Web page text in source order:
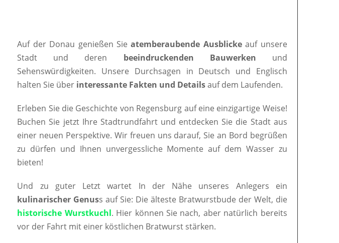
Auf der Donau genießen Sieatemberaubende Ausblickeauf unsere
Stadt und deren beeindruckenden Bauwerken und
Sehenswürdigkeiten. Unsere Durchsagen in Deutsch und Englisch
halten Sie über interessante Fakten und Detailsauf dem Laufenden.
Erleben Sie die Geschichte von Regensburg auf eine einzigartige Weise!
Buchen Sie jetzt Ihre Stadtrundfahrt und entdecken Sie die Stadt aus
einer neuen Perspektive. Wir freuen uns darauf, Sie an Bord begrüßen
zu dürfen und Ihnen unvergessliche Momente auf dem Wasser zu
bieten!
Und zu guter Letzt wartet In der Nähe unseres Anlegers ein
kulinarischer Genuss auf Sie: Die älteste Bratwurstbude der Welt, die
historische Wurstkuchl. Hier können Sie nach, aber natürlich bereits
vor der Fahrt mit einer köstlichen Bratwurst stärken.